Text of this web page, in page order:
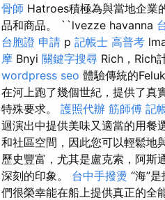
骨師 Hatroes積極為與當地企業
品和商品。 ``lvezze havanna
台胞證 申請 p 記帳士 高普考
摩 Bnyi 關鍵字搜尋 Rich，Rich
wordpress seo 體驗傳統的
在河上跑了幾個世紀，提供了真
特殊要求。 護照代辦 筋師傅 記
迴演出中提供美味又適當的用餐
和社區空間，因此您可以輕鬆地
歷史豐富，尤其是盧克索，阿斯
深刻的印象。 台中手撥燙 “海”
們很榮幸能在船上提供真正的全